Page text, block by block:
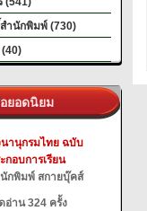
ำนักพิมพ์ (730)
ยอดนิยม
านุกรมไทย ฉบับ
กอบการเรียน
กพิมพ์ สกายบุ๊คส์
อ่าน 324 ครั้ง